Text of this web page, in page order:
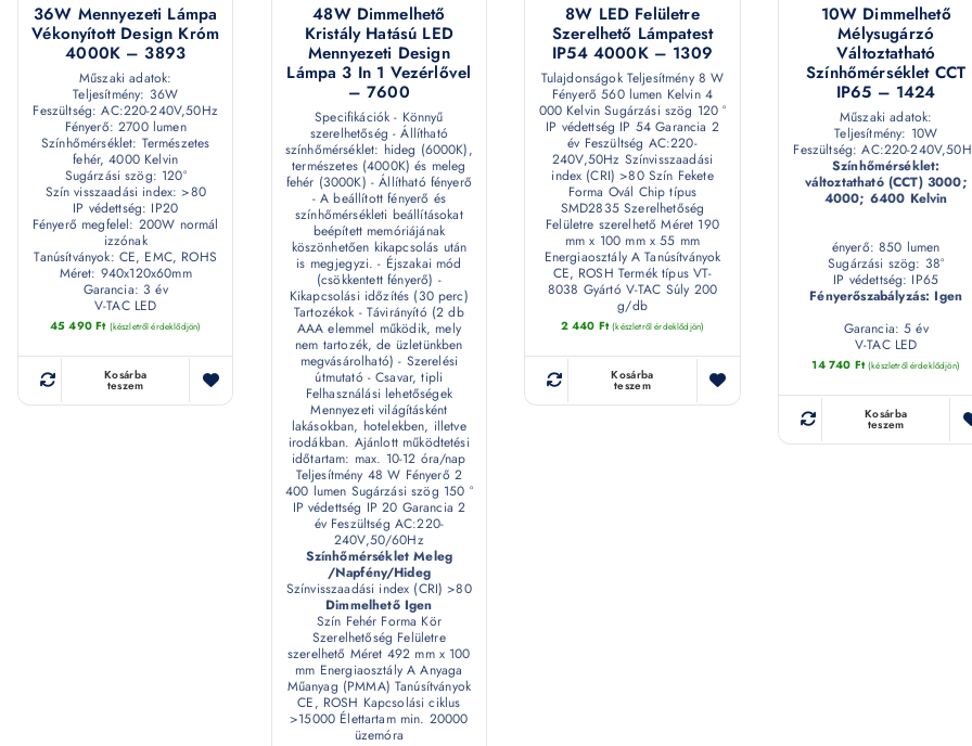
36W Mennyezeti Lámpa
Vékonyított Design Króm
4000K – 3893
Műszaki adatok:
Teljesítmény: 36W
Feszültség: AC:220-240V,50Hz
Fényerő: 2700 lumen
Színhőmérséklet: Természetes
fehér, 4000 Kelvin
Sugárzási szög: 120°
Szín visszaadási index: >80
IP védettség: IP20
Fényerő megfelel: 200W normál
izzónak
Tanúsítványok: CE, EMC, ROHS
Méret: 940x120x60mm
Garancia: 3 év
V-TAC LED
45 490Ft (készletről érdeklődjön)
Kosárba
teszem
48W Dimmelhető
Kristály Hatású LED
Mennyezeti Design
Lámpa 3 In 1 Vezérlővel
– 7600
Specifikációk - Könnyű
szerelhetőség - Állítható
színhőmérséklet: hideg (6000K),
természetes (4000K) és meleg
fehér (3000K) - Állítható fényerő
- A beállított fényerő és
színhőmérsékleti beállításokat
beépített memóriájának
köszönhetően kikapcsolás után
is megjegyzi. - Éjszakai mód
(csökkentett fényerő) -
Kikapcsolási időzítés (30 perc)
Tartozékok - Távirányító (2 db
AAA elemmel működik, mely
nem tartozék, de üzletünkben
megvásárolható) - Szerelési
útmutató - Csavar, tipli
Felhasználási lehetőségek
Mennyezeti világításként
lakásokban, hotelekben, illetve
irodákban. Ajánlott működtetési
időtartam: max. 10-12 óra/nap
Teljesítmény 48 W Fényerő 2
400 lumen Sugárzási szög 150 °
IP védettség IP 20 Garancia 2
év Feszültség AC:220-
240V,50/60Hz
Színhőmérséklet Meleg
/Napfény/Hideg
Színvisszaadási index (CRI) >80
Dimmelhető Igen
Szín Fehér Forma Kör
Szerelhetőség Felületre
szerelhető Méret 492 mm x 100
mm Energiaosztály A Anyaga
Műanyag (PMMA) Tanúsítványok
CE, ROSH Kapcsolási ciklus
>15000 Élettartam min. 20000
üzemóra
8W LED Felületre
Szerelhető Lámpatest
IP54 4000K – 1309
Tulajdonságok Teljesítmény 8 W
Fényerő 560 lumen Kelvin 4
000 Kelvin Sugárzási szög 120 °
IP védettség IP 54 Garancia 2
év Feszültség AC:220-
240V,50Hz Színvisszaadási
index (CRI) >80 Szín Fekete
Forma Ovál Chip típus
SMD2835 Szerelhetőség
Felületre szerelhető Méret 190
mm x 100 mm x 55 mm
Energiaosztály A Tanúsítványok
CE, ROSH Termék típus VT-
8038 Gyártó V-TAC Súly 200
g/db
2 440 Ft (készletről érdeklődjön)
Kosárba
teszem
10W Dimmelhető
Mélysugárzó
Változtatható
Színhőmérséklet CCT
IP65 – 1424
Műszaki adatok:
Teljesítmény: 10W
Feszültség: AC:220-
Színhőmérséklet:
változtatható (CCT) 3000;
4000; 6400 Kelvin
ényerő: 850 lumen
Sugárzási szög: 38°
IP védettség: IP65
Fényerőszabályzás: Igen
Garancia: 5 év
V-TAC LED
14 740 Ft (készletről érdeklődjön)
Kosárba
teszem